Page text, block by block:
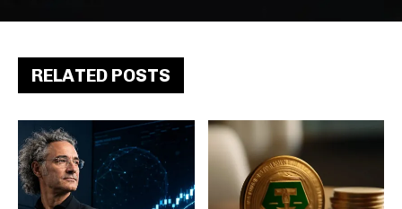
RELATED POSTS